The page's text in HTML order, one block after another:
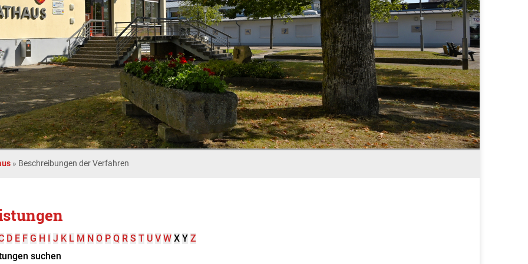
» Beschreibungen der Verfahren
D E F G H I J K L M N O P Q R S T U V W X Y Z
suchen